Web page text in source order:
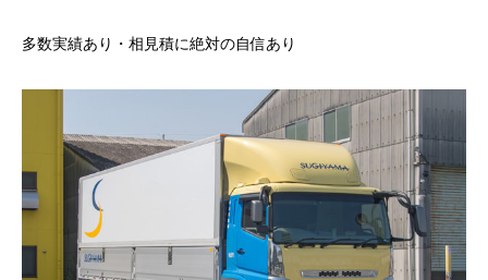
多数実績あり・相見積に絶対の自信あり